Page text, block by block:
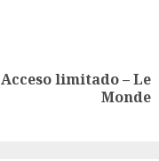
Acceso limitado – Le
Monde